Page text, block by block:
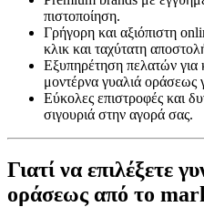
πιστοποίηση.
Γρήγορη και αξιόπιστη
κλικ και ταχύτατη
Εξυπηρέτηση πελατών για
μοντέρνα γυαλιά οράσεως
Εύκολες επιστροφές και
σιγουριά στην αγορά σας.
Γιατί να επιλέξετε
οράσεως από το